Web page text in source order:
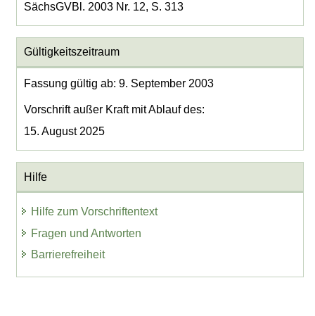
SächsGVBl. 2003 Nr. 12, S. 313
Gültigkeitszeitraum
Fassung gültig ab: 9. September 2003
Vorschrift außer Kraft mit Ablauf des:
15. August 2025
Hilfe
Hilfe zum Vorschriftentext
Fragen und Antworten
Barrierefreiheit